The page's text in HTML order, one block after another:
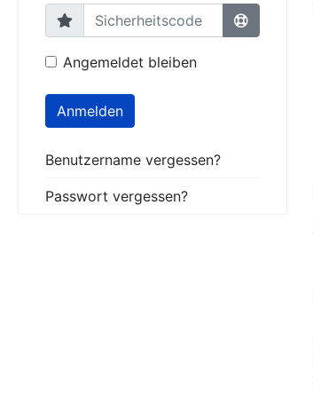
Angemeldet bleiben
Anmelden
Benutzername vergessen?
Passwort vergessen?